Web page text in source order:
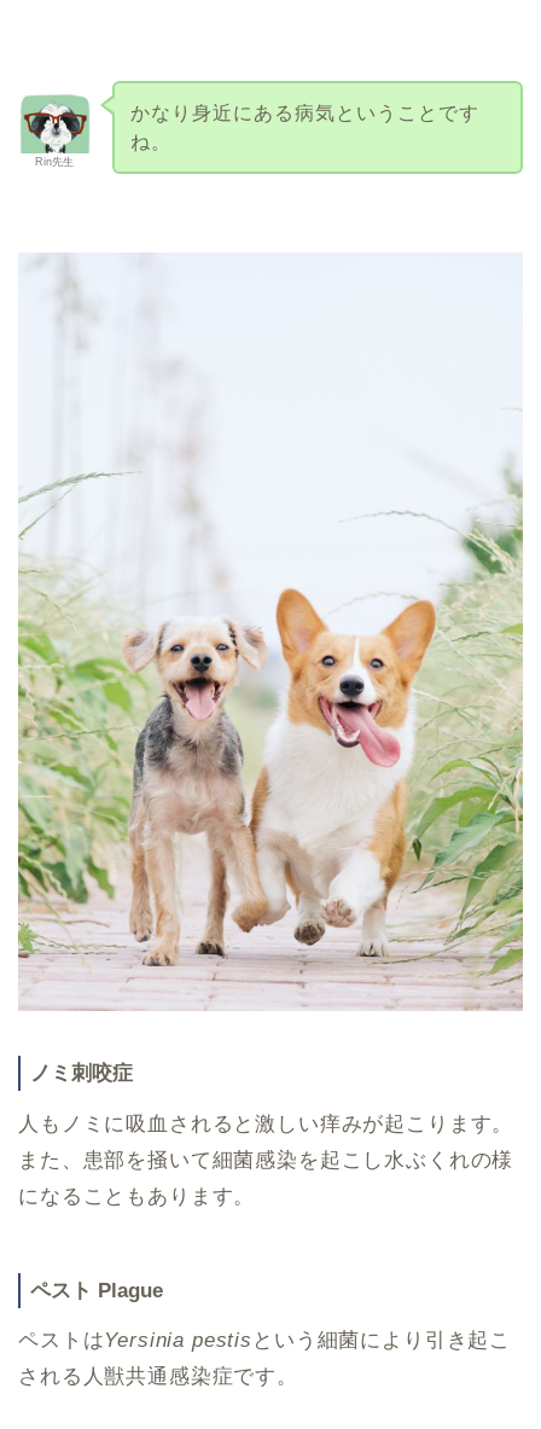
Rin先生
かなり身近にある病気ということです
ね。
ノミ刺咬症
人もノミに吸血されると激しい痒みが起こります。
また、患部を掻いて細菌感染を起こし水ぶくれの様
になることもあります。
ペスト Plague
ペストはYersinia pestis という細菌により引き起こ
される人獣共通感染症です。